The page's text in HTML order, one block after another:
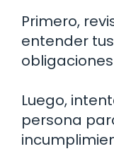
Primero,
entender
Luego,
persona